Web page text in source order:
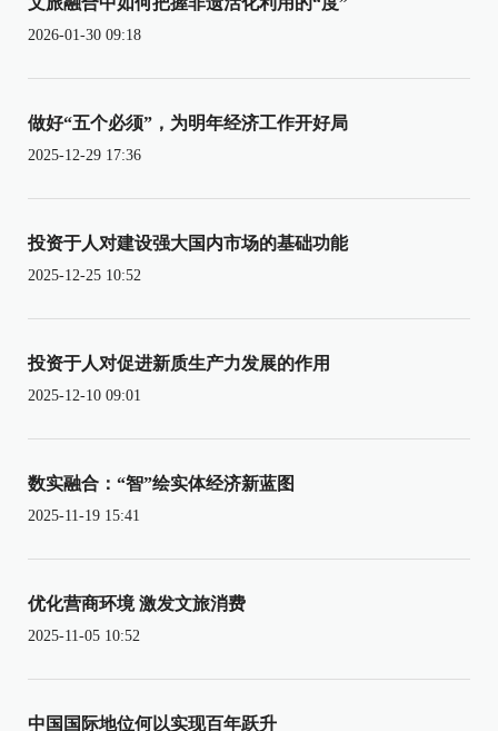
2026-01-30 09:18
做好“五个必须”，为明年经济工作开好局
2025-12-29 17:36
投资于人对建设强大国内市场的基础功能
2025-12-25 10:52
投资于人对促进新质生产力发展的作用
2025-12-10 09:01
数实融合：“智”绘实体经济新蓝图
2025-11-19 15:41
优化营商环境 激发文旅消费
2025-11-05 10:52
中国国际地位何以实现百年跃升